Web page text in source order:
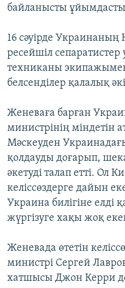
байланысты
16 сәуірде
ресейшіл
техниканы экипажымен
белсенділер қалалық
Женеваға барған
министрінің
Мәскеуден
қолдауды доғарып,
әкетуді талап етті. Ол
келіссөздерге дайын
Украина билігіне елді
жүргізуге хақы жоқ
Женевада өтетін
министрі Сергей
хатшысы Джон Керри